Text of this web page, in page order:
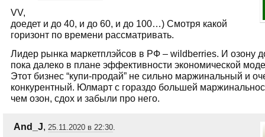
VV,
доедет и до 40, и до 60, и до 100…) Смотря какой
горизонт по времени рассматривать.
Лидер рынка маркетплэйсов в РФ – wildberries. И озону
пока далеко в плане эффективности экономической
Этот бизнес “купи-продай” не сильно маржинальный и
конкурентный. Юлмарт с гораздо большей
чем озон, сдох и забыли про него.
And_J, 25.11.2020 в 22:30.